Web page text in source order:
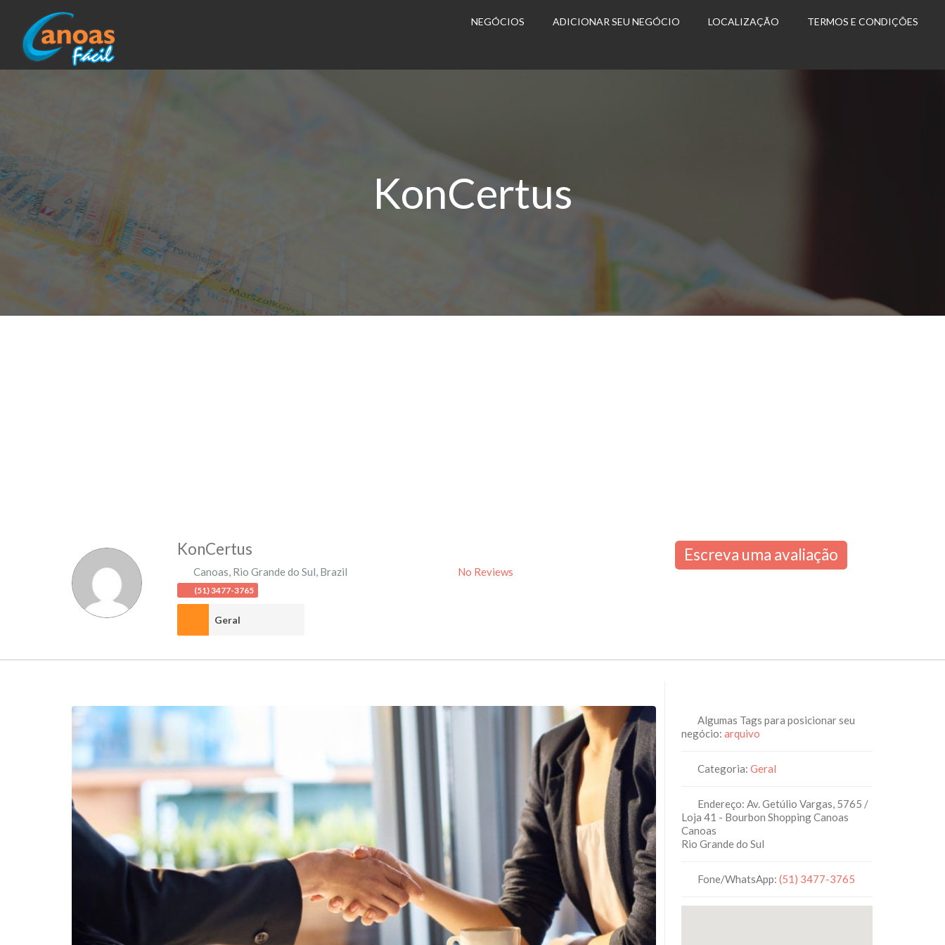
NEGÓCIOS ADICIONAR SEU NEGÓCIO LOCALIZAÇÃO TERMOS E CONDIÇÕES
KonCertus
KonCertus
Canoas, Rio Grande do Sul, Brazil No Reviews
(51) 3477-3765
Geral
Escreva uma avaliação
Algumas Tags para posicionar seu
negócio:arquivo
Categoria:Geral
Endereço:Av. Getúlio Vargas, 5765 /
Loja 41 - Bourbon Shopping Canoas
Canoas
Rio Grande do Sul
Fone/WhatsApp:(51) 3477-3765